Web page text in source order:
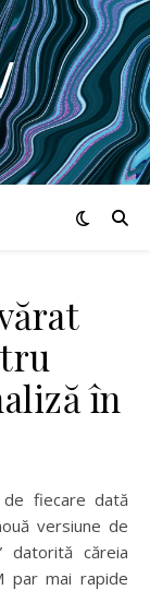
în
versiune de
datorită căreia
par mai rapide